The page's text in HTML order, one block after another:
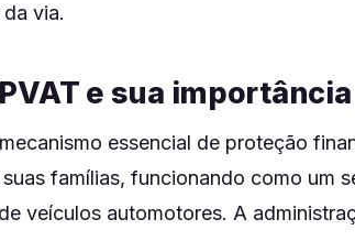
via.
e sua importância
essencial de proteção
famílias, funcionando como um
veículos automotores. A